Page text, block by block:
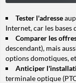
Tester l'adresse
Internet, car les
Comparer les
descendant), mais
options domotiques,
Anticiper
terminale optique